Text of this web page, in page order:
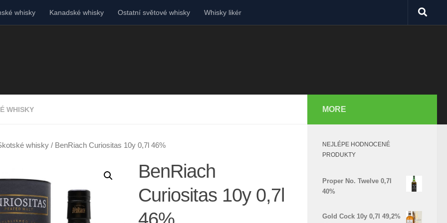
whisky Kanadské whisky Ostatní světové whisky Whisky likér
WHISKY
whisky / BenRiach Curiositas 10y 0,7l 46%
BenRiach
Curiositas 10y 0,7l
46%
MORE
NEJLÉPE HODNOCENÉ
PRODUKTY
Proper No. Twelve 0,7l
40%
Gold Cock 10y 0,7l 49,2%